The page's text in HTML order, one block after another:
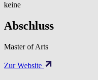
keine
Abschluss
Master of Arts
Zur Website